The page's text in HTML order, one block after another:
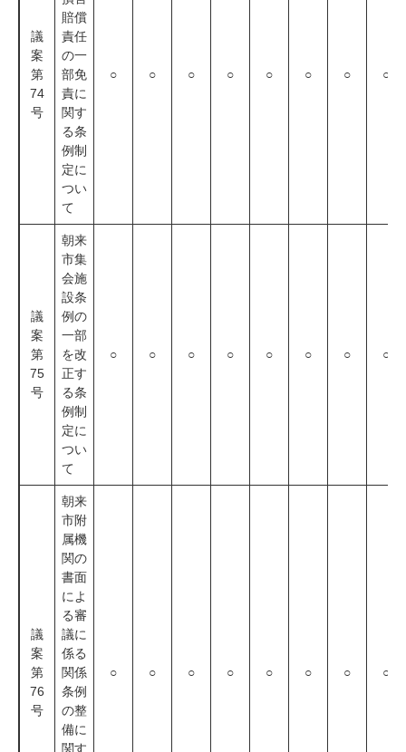
議
案
第
74
号
賠償
責任
の一
部免
責に
関す
る条
例制
定に
つい
て
○ ○ ○ ○ ○ ○ ○ ○
議
案
第
75
号
朝来
市集
会施
設条
例の
一部
を改
正す
る条
例制
定に
つい
て
○ ○ ○ ○ ○ ○ ○ ○
議
案
第
76
号
朝来
市附
属機
関の
書面
によ
る審
議に
係る
関係
条例
の整
備に
関す
○ ○ ○ ○ ○ ○ ○ ○